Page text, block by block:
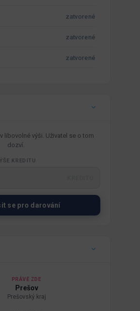
zatvorené
zatvorené
zatvorené
libovolné výši. Uživatel se o tom
dozví.
KREDITU
se pro darování
PRÁVĚ ZDE
Prešov
Prešovský kraj